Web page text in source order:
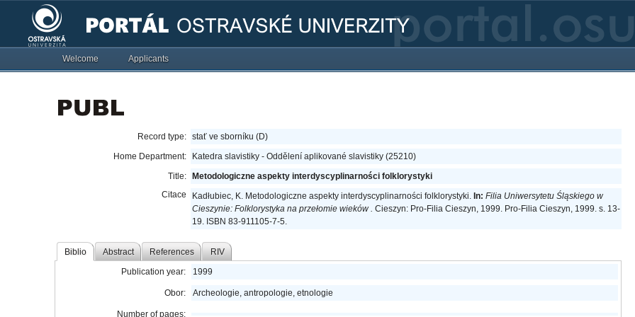
Welcome Applicants
Record type: stať ve sborníku (D)
Home Department:
Katedra slavistiky - Oddělení aplikované slavistiky (25210)
Title:
Metodologiczne aspekty interdyscyplinarności folklorystyki
Citace
Kadłubiec, K. Metodologiczne aspekty interdyscyplinarności folklorystyki. In:Filia Uniwersytetu Śląskiego w
Cieszynie: Folklorystyka na przełomie wieków . Cieszyn: Pro-Filia Cieszyn, 1999. Pro-Filia Cieszyn, 1999. s. 13-
19. ISBN 83-911105-7-5.
Biblio Abstract References RIV
Publication year: 1999
Obor: Archeologie, antropologie, etnologie
Number of pages: